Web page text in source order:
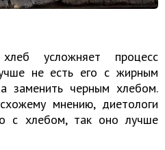
усложняет процесс
не есть его с жирным
заменить черным хлебом.
мнению, диетологи
с хлебом, так оно лучше